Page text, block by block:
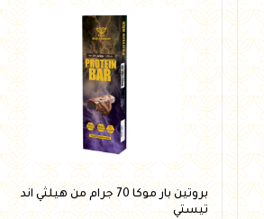
جنيه
أضف للسلة
بروتين بار موكا 70 جرام من هيلثي اند
تيستي